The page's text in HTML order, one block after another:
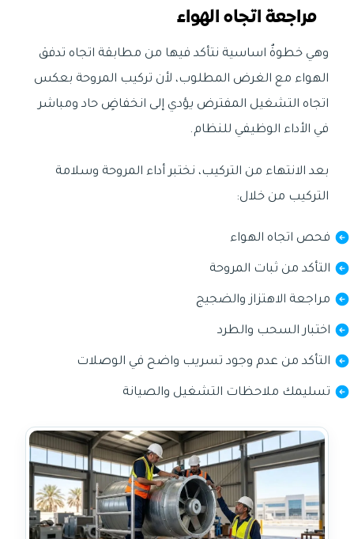
مراجعة اتجاه الهواء
وهي خطوةٌ اساسية نتأكد فيها من مطابقة اتجاه تدفق
الهواء مع الغرض المطلوب، لأن تركيب المروحة بعكس
اتجاه التشغيل المفترض يؤدي إلى انخفاضٍ حاد ومباشر
في الأداء الوظيفي للنظام.
بعد الانتهاء من التركيب، نختبر أداء المروحة وسلامة
التركيب من خلال:
فحص اتجاه الهواء
التأكد من ثبات المروحة
مراجعة الاهتزاز والضجيج
اختبار السحب والطرد
التأكد من عدم وجود تسريب واضح في الوصلات
تسليمك ملاحظات التشغيل والصيانة